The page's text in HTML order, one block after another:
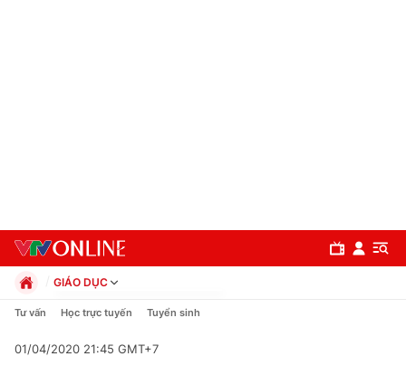
GIÁO DỤC
Chính trị
Pháp luật
Tư vấn Học trực tuyến Tuyển sinh
01/04/2020 21:45 GMT+7